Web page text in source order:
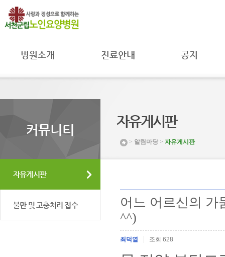
병원소개
조직도 및
연락처
진료안내
진료과
입원안내
프로그램안내
공지
공지사항
취약환자
채용공고
커뮤니티
자유게시판
불만 및 고충처리 접수
자유게시판
> 알림마당 > 자유게시판
어느 어르신의 가
^^)
최덕열 조회 628